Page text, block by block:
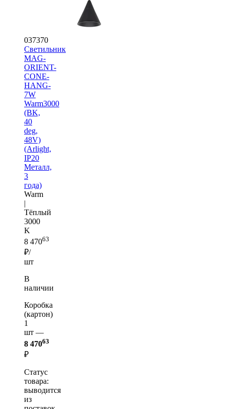
037370
Светильник
MAG-
ORIENT-
CONE-
HANG-
7W
Warm3000
(BK,
40
deg,
48V)
(Arlight,
IP20
Металл,
3
года)
Warm
|
Тёплый
3000
K
8 47063
₽/
шт
В
наличии
Коробка
(картон)
1
шт —
8 47063
₽
Статус
товара:
выводится
из